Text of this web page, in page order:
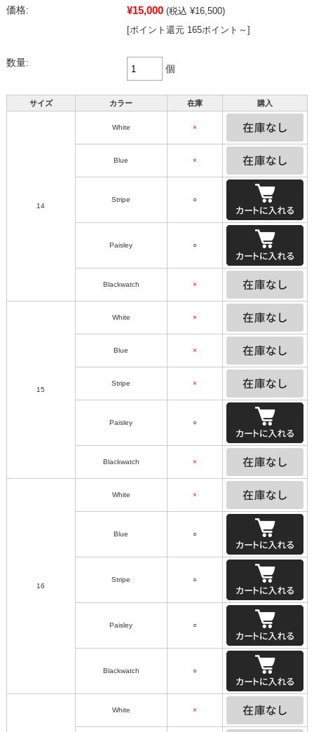
価格: ¥15,000 (税込 ¥16,500)
[ポイント還元 165ポイント～]
数量:
個
サイズ カラー 在庫 購入
14
White ×
Blue ×
Stripe ○
Paisley ○
Blackwatch ×
15
White ×
Blue ×
Stripe ×
Paisley ○
Blackwatch ×
16
White ×
Blue ○
Stripe ○
Paisley ○
Blackwatch ○
White ×